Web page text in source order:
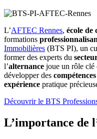
L’AFTEC Rennes, école de
formations
Immobilières (BTS PI), un
former des experts du
l’alternance joue un rôle clé
développer des compétences
expérience pratique
Découvrir le BTS
L’importance de